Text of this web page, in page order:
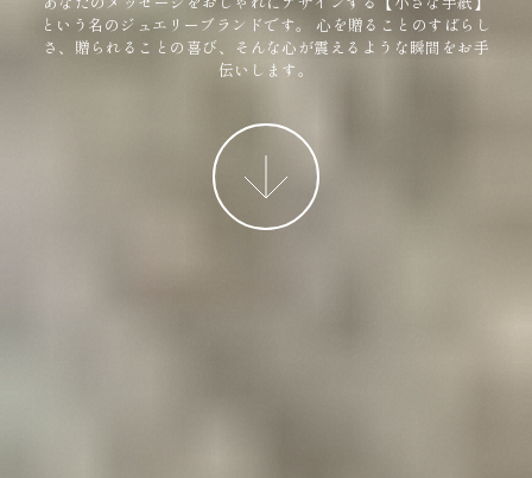
という名のジュエリーブランドです。
心を贈ることのすばらし
さ、贈られることの喜び、そんな心が震えるような瞬間をお手
伝いします。